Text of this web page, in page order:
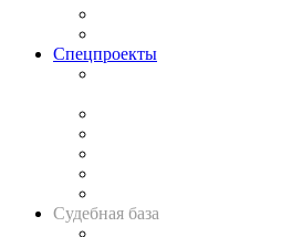
Спецпроекты
Судебная база